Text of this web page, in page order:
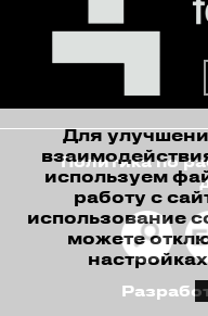
Политика по
Для
используем
работу с
использование
можете